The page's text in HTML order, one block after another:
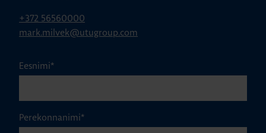
+372 56560000
mark.milvek@utugroup.com
Eesnimi*
Perekonnanimi*